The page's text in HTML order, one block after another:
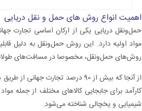
اهمیت انواع روش های حمل و نقل دریایی
حمل‌ونقل دریایی یکی از ارکان اساسی تجارت
مواد اولیه دارد. این روش حمل‌ونقل به دلیل
روش‌های حمل‌ونقل، مخصوصا در مسافت‌های
از آنجا که بیش از 90 درصد
کارآمد برای جابجایی کالاهای مختلف از جمله
شیمیایی و یخچالی شناخته می‌شود.